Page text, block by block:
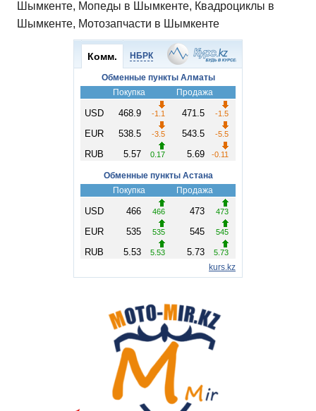
Шымкенте, Мопеды в Шымкенте, Квадроциклы в
Шымкенте, Мотозапчасти в Шымкенте